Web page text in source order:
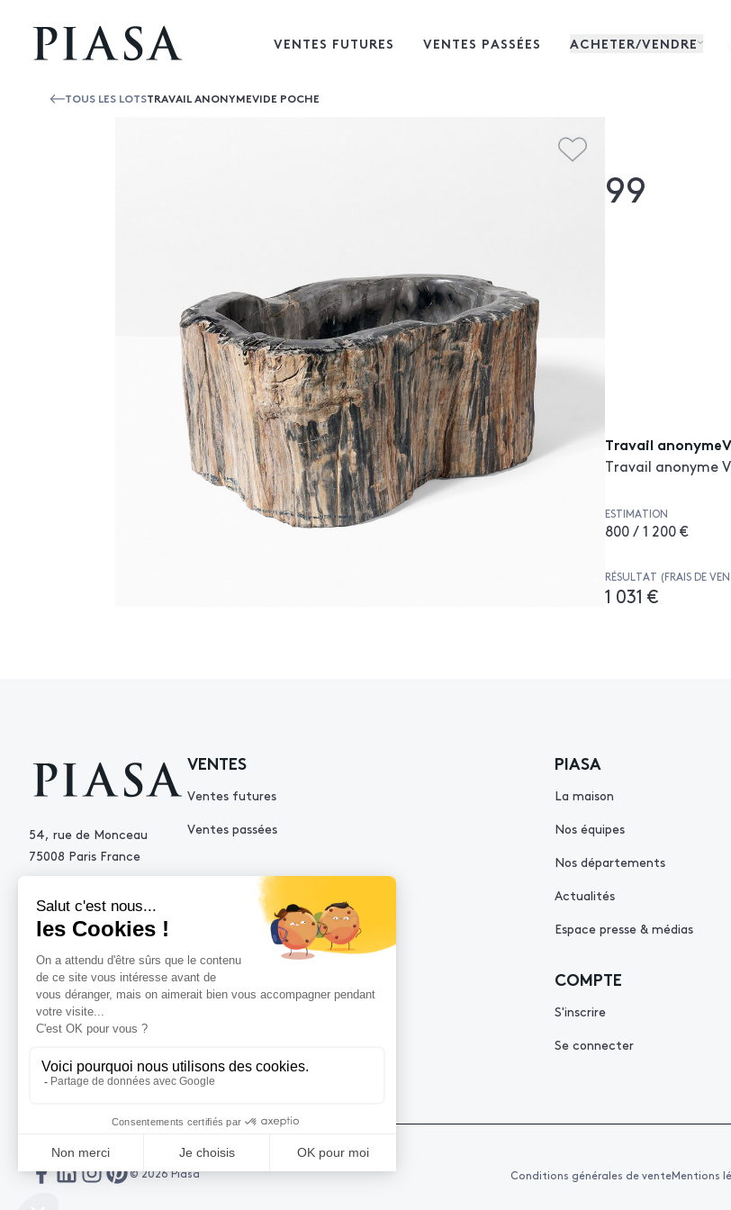
VENTES FUTURES VENTES PASSÉES ACHETER/VENDRE
TOUS LES LOTSTRAVAIL ANONYMEVIDE POCHE
99
Travail
Travail anonyme
ESTIMATION
800 / 1 200 €
RÉSULTAT (FRAIS DE
1 031 €
54, rue de Monceau
75008 Paris France
contact@piasa.fr
VENTES
Ventes futures
Ventes passées
PIASA
La maison
Nos équipes
Nos départements
Actualités
Espace presse & médias
AIDE
Demande d’estimation
COMPTE
S'inscrire
Se connecter
© 2026 Piasa Conditions générales de venteMentions